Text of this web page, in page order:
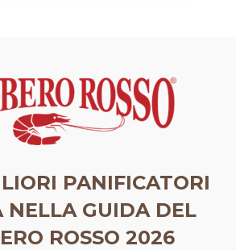
PANIFICATORI
NELLA GUIDA DEL
ROSSO 2026